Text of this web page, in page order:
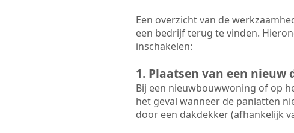
Een overzicht van de
een bedrijf terug te vinden.
inschakelen:
1. Plaatsen van een
Bij een nieuwbouwwoning of op
het geval wanneer de panlatten
door een dakdekker (afhankelijk